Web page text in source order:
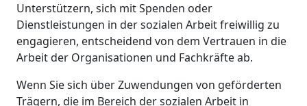
Unterstützern, sich mit Spenden oder
Dienstleistungen in der sozialen Arbeit freiwillig zu
engagieren, entscheidend von dem Vertrauen in die
Arbeit der Organisationen und Fachkräfte ab.
Wenn Sie sich über Zuwendungen von geförderten
Trägern, die im Bereich der sozialen Arbeit in